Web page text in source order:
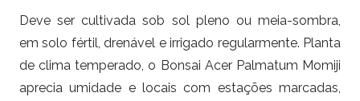
Deve ser cultivada sob sol pleno ou meia-sombra,
em solo fértil, drenável e irrigado regularmente. Planta
de clima temperado, o Bonsai Acer Palmatum Momiji
aprecia umidade e locais com estações marcadas,